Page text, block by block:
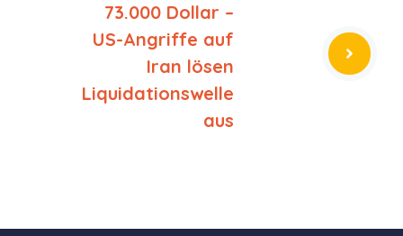
73.000 Dollar –
US-Angriffe auf
Iran lösen
Liquidationswelle
aus